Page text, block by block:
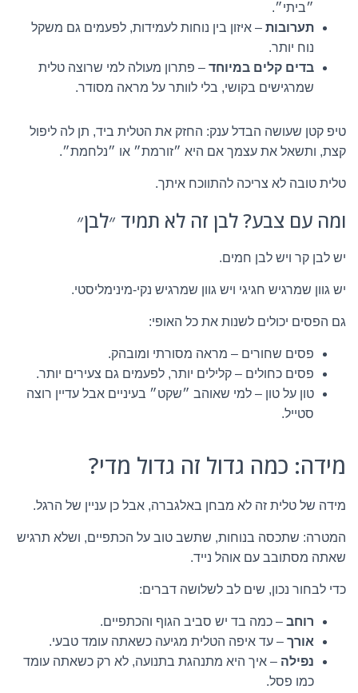
״ביתי״.
תערובות – איזון בין נוחות לעמידות, לפעמים גם משקל
נוח יותר.
בדים קלים במיוחד – פתרון מעולה למי שרוצה טלית
שמרגישים בקושי, בלי לוותר על מראה מסודר.
טיפ קטן שעושה הבדל ענק: החזק את הטלית ביד, תן לה ליפול
קצת, ותשאל את עצמך אם היא ״זורמת״ או ״נלחמת״.
טלית טובה לא צריכה להתווכח איתך.
ומה עם צבע? לבן זה לא תמיד ״לבן״
יש לבן קר ויש לבן חמים.
יש גוון שמרגיש חגיגי ויש גוון שמרגיש נקי-מינימליסטי.
גם הפסים יכולים לשנות את כל האופי:
פסים שחורים – מראה מסורתי ומובהק.
פסים כחולים – קלילים יותר, לפעמים גם צעירים יותר.
טון על טון – למי שאוהב ״שקט״ בעיניים אבל עדיין רוצה
סטייל.
מידה: כמה גדול זה גדול מדי?
מידה של טלית זה לא מבחן באלגברה, אבל כן עניין של הרגל.
המטרה: שתכסה בנוחות, שתשב טוב על הכתפיים, ושלא תרגיש
שאתה מסתובב עם אוהל נייד.
כדי לבחור נכון, שים לב לשלושה דברים:
רוחב – כמה בד יש סביב הגוף והכתפיים.
אורך – עד איפה הטלית מגיעה כשאתה עומד טבעי.
נפילה – איך היא מתנהגת בתנועה, לא רק כשאתה עומד
כמו פסל.